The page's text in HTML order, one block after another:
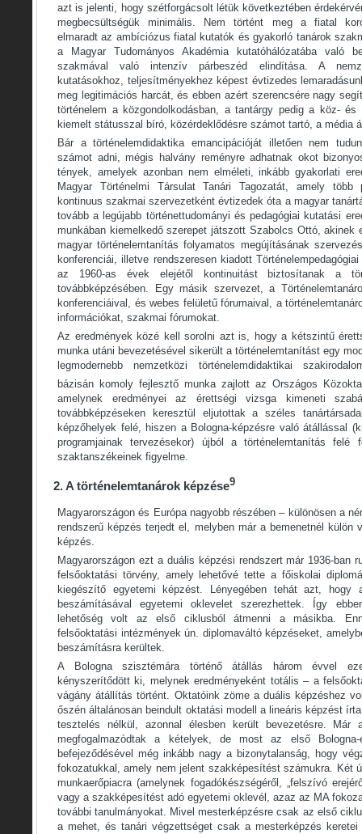
azt is jelenti, hogy szétforgácsolt létük következtében
megbecsültségük minimális. Nem történt meg a fiatal
elmaradt az ambíciózus fiatal kutatók és gyakorló tanárok
a Magyar Tudományos Akadémia kutatóhálózatába való
szakmával való intenzív párbeszéd elindítása. A
kutatásokhoz, teljesítményekhez képest évtizedes
meg legitimációs harcát, és ebben azért szerencsére nagy
történelem a közgondolkodásban, a tantárgy pedig a köz- és
kiemelt státusszal bíró, közérdeklődésre számot tartó, a média
Bár a történelemdidaktika emancipációját illetően nem
számot adni, mégis halvány reményre adhatnak okot
tények, amelyek azonban nem elméleti, inkább gyakorlati
Magyar Történelmi Társulat Tanári Tagozatát, amely több
kontinuus szakmai szervezetként évtizedek óta a magyar
tovább a legújabb történettudományi és pedagógiai kutatási
munkában kiemelkedő szerepet játszott Szabolcs Ottó, akinek
magyar történelemtanítás folyamatos megújításának
konferenciái, illetve rendszeresen kiadott
az 1960-as évek elejétől kontinuitást biztosítanak a
továbbképzésében. Egy másik szervezet, a
konferenciáival, és webes felületű fórumaival, a
információkat, szakmai fórumokat.
Az eredmények közé kell sorolni azt is, hogy a kétszintű
munka utáni bevezetésével sikerült a történelemtanítást egy
legmodernebb nemzetközi történelemdidaktikai
bázisán komoly fejlesztő munka zajlott az Országos
amelynek eredményei az érettségi vizsga kimeneti
továbbképzéseken keresztül eljutottak a széles
képzőhelyek felé, hiszen a Bologna-képzésre való átállással
programjainak tervezésekor) újból a történelemtanítás felé
szaktanszékeinek figyelme.
2. A történelemtanárok képzése9
Magyarországon és Európa nagyobb részében – különösen a
rendszerű képzés terjedt el, melyben már a bemenetnél külön
képzés.
Magyarországon ezt a duális képzési rendszert már 1936-ban
felsőoktatási törvény, amely lehetővé tette a főiskolai
kiegészítő egyetemi képzést. Lényegében tehát azt, hogy
beszámításával egyetemi oklevelet szerezhettek. Így
lehetőség volt az első ciklusból átmenni a másikba.
felsőoktatási intézmények ún. diplomaváltó képzéseket,
beszámításra kerültek.
A Bologna szisztémára történő átállás három évvel
kényszerítődött ki, melynek eredményeként totális – a
vágány átállítás történt. Oktatóink zöme a duális képzéshez
őszén általánosan beindult oktatási modell a lineáris képzést
tesztelés nélkül, azonnal élesben került bevezetésre. Már
megfogalmazódtak a kételyek, de most az első Bologna-
befejeződésével még inkább nagy a bizonytalanság, hogy
fokozatukkal, amely nem jelent szakképesítést számukra. Két
munkaerőpiacra (amelynek fogadókészségéről, „felszívó
vagy a szakképesítést adó egyetemi oklevél, azaz az MA
további tanulmányokat. Mivel mesterképzésre csak az első
a mehet, és tanári végzettséget csak a mesterképzés